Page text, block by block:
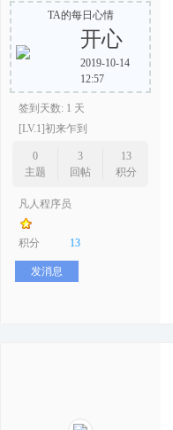
TA的每日心情
开心
2019-10-14
12:57
签到天数: 1 天
[LV.1]初来乍到
0
主题
3
回帖
13
积分
凡人程序员
积分 13
发消息